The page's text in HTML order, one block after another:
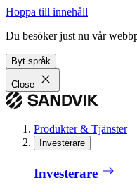
Hoppa till innehåll
Du besöker just nu vår
Byt språk
Close
Produkter & Tjänster
Investerare
Investerare